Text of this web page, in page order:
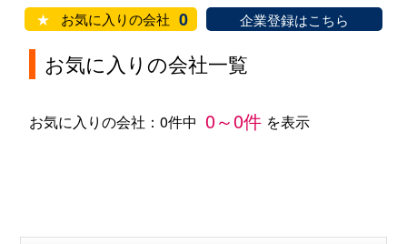
★ お気に入りの会社 0 企業登録はこちら
お気に入りの会社一覧
お気に入りの会社： 0件中 0～0件 を表示